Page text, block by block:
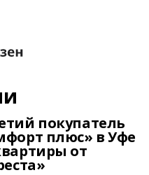
покупатель
плюс» в Уфе
от